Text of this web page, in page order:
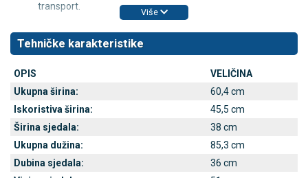
transport.
Više
Tehničke karakteristike
OPIS
VELIČINA
Ukupna širina:
60,4 cm
Iskoristiva širina:
45,5 cm
Širina sjedala:
38 cm
Ukupna dužina:
85,3 cm
Dubina sjedala:
36 cm